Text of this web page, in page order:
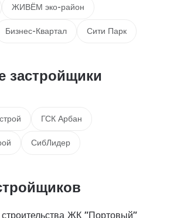
ЖИВЁМ эко-район
Бизнес-Квартал Сити Парк
застройщики
ГСК Арбан
СибЛидер
ЖК "Портовый"